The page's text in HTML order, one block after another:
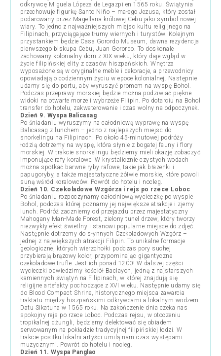
odkrywcę Miguela Lópeza de Legazpi en 1565 roku. Świątynia
przechowuje figurkę Santo Niño – małego Jezusa, który został
podarowany przez Magellana królowej Cebu jako symbol nowej
wiary. To jedno z najważniejszych miejsc kultu religijnego na
Filipinach, przyciągające tłumy wiernych i turystów. Kolejnym
przystankiem będzie Casa Gorordo Museum, dawna rezydencja
pierwszego biskupa Cebu, Juan Gorordo. To doskonale
zachowany kolonialny dom z XIX wieku, który daje wgląd w
życie filipińskiej elity z czasów hiszpańskich. Wnętrza
wyposażone są w oryginalne meble i dekoracje, a przewodnicy
opowiadają o codziennym życiu w epoce kolonialnej. Następnie
udamy się do portu, aby wyruszyć promem na wyspę Bohol.
Podczas przeprawy morskiej będzie można podziwiać piękne
widoki na otwarte morze i wybrzeże Filipin. Po dotarciu na Bohol
transfer do hotelu, zakwaterowanie i czas wolny na odpoczynek.
Dzień 9. Wyspa Balicasag
Po śniadaniu wyruszymy na całodniową wyprawę na wyspę
Balicasag z lunchem – jedno z najlepszych miejsc do
snorkelingu na Filipinach. Po około 45-minutowej podróży
łodzią dotrzemy na wyspę, która słynie z bogatej fauny i flory
morskiej. W trakcie snorkelingu będziemy mieli okazję zobaczyć
imponujące rafy koralowe. W krystalicznie czystych wodach
można spotkać barwne ryby rafowe, takie jak błazenki i
papugoryby, a także majestatyczne żółwie morskie, które powoli
suną wśród koralowców. Powrót do hotelu i nocleg.
Dzień 10. Czekoladowe Wzgórza i rejs po rzece Loboc
Po śniadaniu rozpoczynamy całodniową wycieczkę po wyspie
Bohol, podczas której poznamy jej największe atrakcje i zjemy
lunch. Podróż zaczniemy od przejazdu przez majestatyczny
Mahogany Man-Made Forest, zielony tunel drzew, który tworzy
niezwykły efekt świetlny i stanowi popularne miejsce do zdjęć.
Następnie dotrzemy do słynnych Czekoladowych Wzgórz –
jednej z największych atrakcji Filipin. To unikalne formacje
geologiczne, których wierzchołki podczas pory suchej
przybierają brązowy kolor, przypominając gigantyczne
czekoladowe trufle. Jest ich ponad 1200! W dalszej części
wycieczki odwiedzimy kościół Baclayon, jedną z najstarszych
kamiennych świątyń na Filipinach, w której znajdują się
religijne artefakty pochodzące z XVI wieku. Następnie udamy się
do Blood Compact Shrine, historycznego miejsca zawarcia
traktatu między hiszpańskimi odkrywcami a lokalnym wodzem
Datu Sikatuna w 1565 roku. Na zakończenie dnia czeka nas
spokojny rejs po rzece Loboc. Podczas rejsu, w otoczeniu
tropikalnej dżungli, będziemy delektować się obiadem
serwowanym na pokładzie tradycyjnej filipińskiej łodzi. W
trakcie posiłku lokalni artyści umilą nam czas występami
muzycznymi. Powrót do hotelu i nocleg.
Dzień 11. Wyspa Panglao